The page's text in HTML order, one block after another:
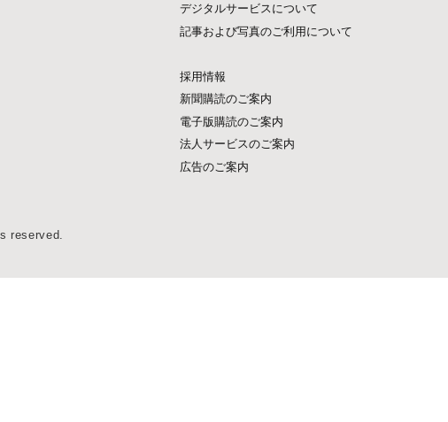
デジタルサービスについて
記事および写真のご利用について
採用情報
新聞購読のご案内
電子版購読のご案内
法人サービスのご案内
広告のご案内
reserved.